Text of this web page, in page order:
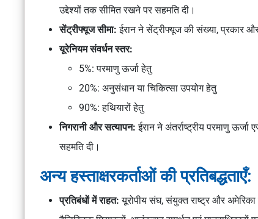
उद्देश्यों तक सीमित रखने पर सहमति दी।
सेंट्रीफ्यूज सीमा: ईरान ने सेंट्रीफ्यूज की संख्या, प्रकार और
यूरेनियम संवर्धन स्तर:
5%: परमाणु ऊर्जा हेतु
20%: अनुसंधान या चिकित्सा उपयोग हेतु
90%: हथियारों हेतु
निगरानी और सत्यापन: ईरान ने अंतर्राष्ट्रीय परमाणु
सहमति दी।
अन्य हस्ताक्षरकर्ताओं की प्रतिबद्धताएँ:
प्रतिबंधों में राहत: यूरोपीय संघ, संयुक्त राष्ट्र और अमेरिका